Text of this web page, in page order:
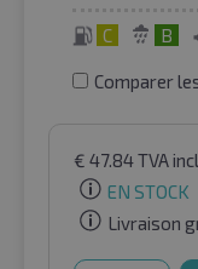
C B
Comparer
€ 47.84TVA
EN STOCK
Livraison